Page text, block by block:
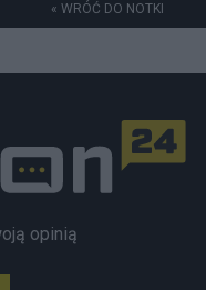
« WRÓĆ DO NOTKI
opinią